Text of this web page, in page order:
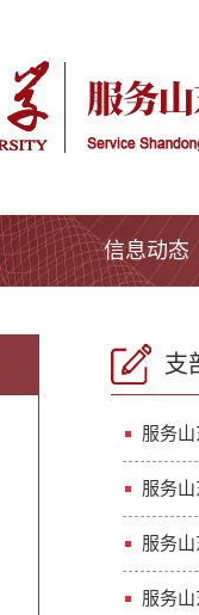
信息动态
支
服务
服务
服务
服务